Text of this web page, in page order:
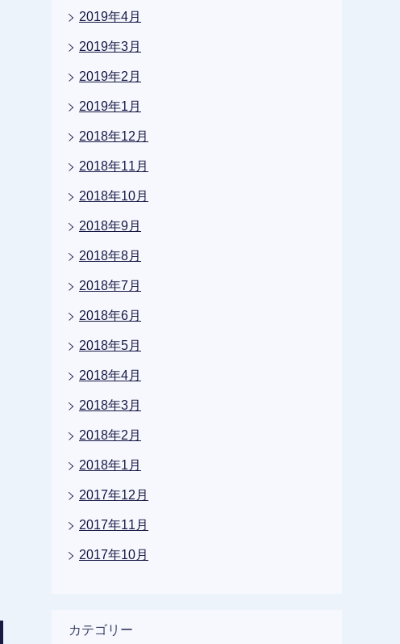
2019年4月
2019年3月
2019年2月
2019年1月
2018年12月
2018年11月
2018年10月
2018年9月
2018年8月
2018年7月
2018年6月
2018年5月
2018年4月
2018年3月
2018年2月
2018年1月
2017年12月
2017年11月
2017年10月
カテゴリー